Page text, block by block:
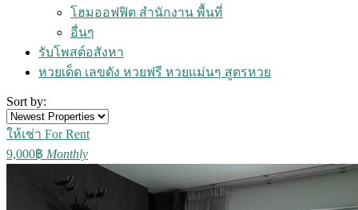
โฮมออฟฟิต สำนักงาน พื้นที่
อื่นๆ
รับโพสต์อสังหา
หวยเด็ด เลขดัง หวยฟรี หวยแม่นๆ สูตรหวย
Sort by:
ให้เช่า For Rent
9,000฿ Monthly